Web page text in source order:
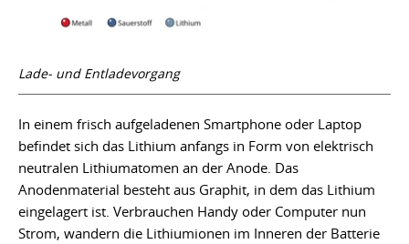
Lade- und Entladevorgang
In einem frisch aufgeladenen Smartphone oder Laptop
befindet sich das Lithium anfangs in Form von elektrisch
neutralen Lithiumatomen an der Anode. Das
Anodenmaterial besteht aus Graphit, in dem das Lithium
eingelagert ist. Verbrauchen Handy oder Computer nun
Strom, wandern die Lithiumionen im Inneren der Batterie